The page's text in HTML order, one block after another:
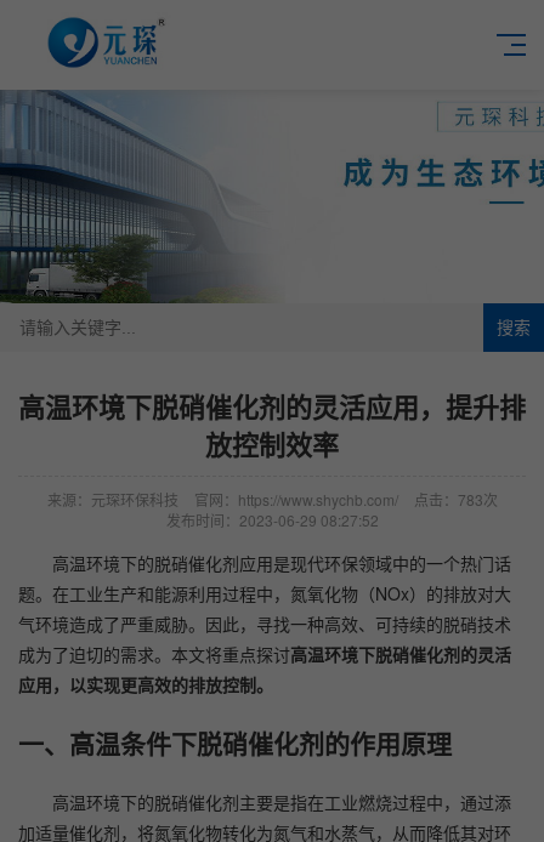
搜索
高温环境下脱硝催化剂的灵活应用，提升排
放控制效率
来源：元琛环保科技 官网：https://www.shychb.com/
点击：783次
发布时间：2023-06-29 08:27:52
高温环境下的脱硝催化剂应用是现代环保领域中的一个热门话
题。在工业生产和能源利用过程中，氮氧化物（NOx）的排放对大
气环境造成了严重威胁。因此，寻找一种高效、可持续的脱硝技术
成为了迫切的需求。本文将重点探讨高温环境下脱硝催化剂的灵活
应用，以实现更高效的排放控制。
一、高温条件下脱硝催化剂的作用原理
高温环境下的脱硝催化剂主要是指在工业燃烧过程中，通过添
加适量催化剂，将氮氧化物转化为氮气和水蒸气，从而降低其对环